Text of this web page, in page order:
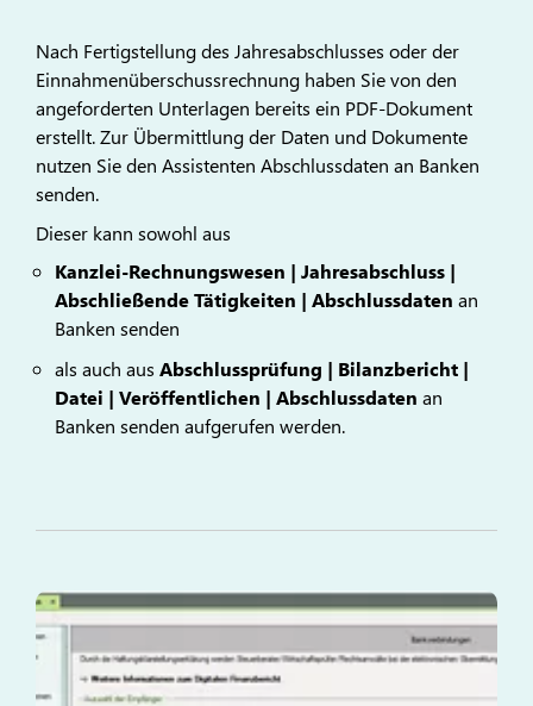
Nach Fertigstellung des Jahresabschlusses oder der
Einnahmenüberschussrechnung haben Sie von den
angeforderten Unterlagen bereits ein PDF-Dokument
erstellt. Zur Übermittlung der Daten und Dokumente
nutzen Sie den Assistenten Abschlussdaten an Banken
senden.
Dieser kann sowohl aus
Kanzlei-Rechnungswesen | Jahresabschluss |
Abschließende Tätigkeiten | Abschlussdaten an
Banken senden
als auch aus Abschlussprüfung | Bilanzbericht |
Datei | Veröffentlichen | Abschlussdaten an
Banken senden aufgerufen werden.